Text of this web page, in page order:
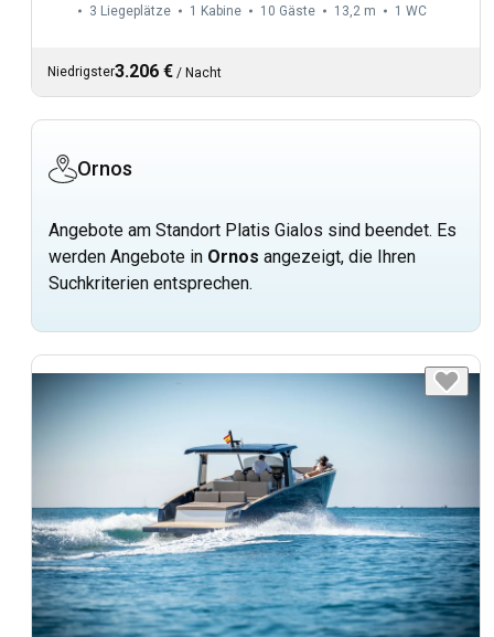
3 Liegeplätze 1 Kabine 10 Gäste 13,2 m 1 WC
Niedrigster3.206 € / Nacht
Ornos
Angebote am Standort Platis Gialos sind beendet. Es
werden Angebote in Ornos angezeigt, die Ihren
Suchkriterien entsprechen.